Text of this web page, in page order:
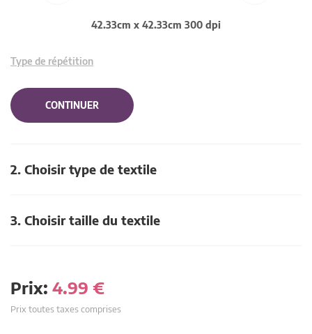
42.33cm x 42.33cm 300 dpi
Type de répétition
CONTINUER
2. Choisir type de textile
3. Choisir taille du textile
Prix: 4.99 €
Prix toutes taxes comprises